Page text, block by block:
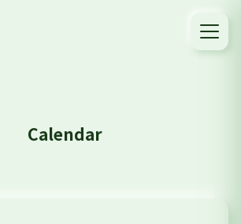
Calendar